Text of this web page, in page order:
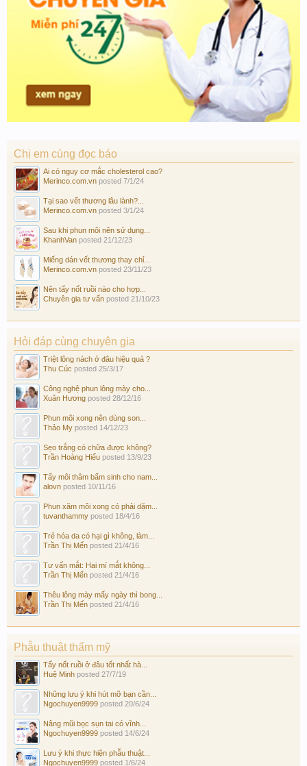
Chị em cùng đọc báo
Ai có nguy cơ mắc cholesterol cao?
Merinco.com.vn posted 7/1/24
Tại sao vết thương lâu lành?...
Merinco.com.vn posted 3/1/24
Sau khi phun môi nên sử dụng...
KhanhVan posted 21/12/23
Miếng dán vết thương thay chỉ...
Merinco.com.vn posted 23/11/23
Nên tẩy nốt ruồi nào cho hợp...
Chuyên gia tư vấn posted 21/10/23
Hỏi đáp cùng chuyên gia
Triệt lông nách ở đâu hiệu quả ?
Thu Cúc posted 25/3/17
Công nghệ phun lông mày cho...
Xuân Hương posted 28/12/16
Phun môi xong nên dùng son...
Thảo My posted 14/12/23
Sẹo trắng có chữa được không?
Trần Hoàng Hiếu posted 13/9/23
Tẩy môi thâm bẩm sinh cho nam...
alovn posted 10/11/16
Phun xăm môi xong có phải dặm...
tuvanthammy posted 18/4/16
Trẻ hóa da có hại gì không, làm...
Trần Thị Mến posted 21/4/16
Tư vấn mắt: Hai mí mắt không...
Trần Thị Mến posted 21/4/16
Thêu lông mày mấy ngày thì bong...
Trần Thị Mến posted 21/4/16
Phẫu thuật thẩm mỹ
Tẩy nốt ruồi ở đâu tốt nhất hà...
Huệ Minh posted 27/7/19
Những lưu ý khi hút mỡ bạn cần...
Ngochuyen9999 posted 20/6/24
Nâng mũi bọc sụn tai có vĩnh...
Ngochuyen9999 posted 14/6/24
Lưu ý khi thực hiện phẫu thuật...
Ngochuyen9999 posted 1/6/24